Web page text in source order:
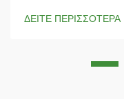
ΔΕΙΤΕ ΠΕΡΙΣΣΟΤΕΡΑ